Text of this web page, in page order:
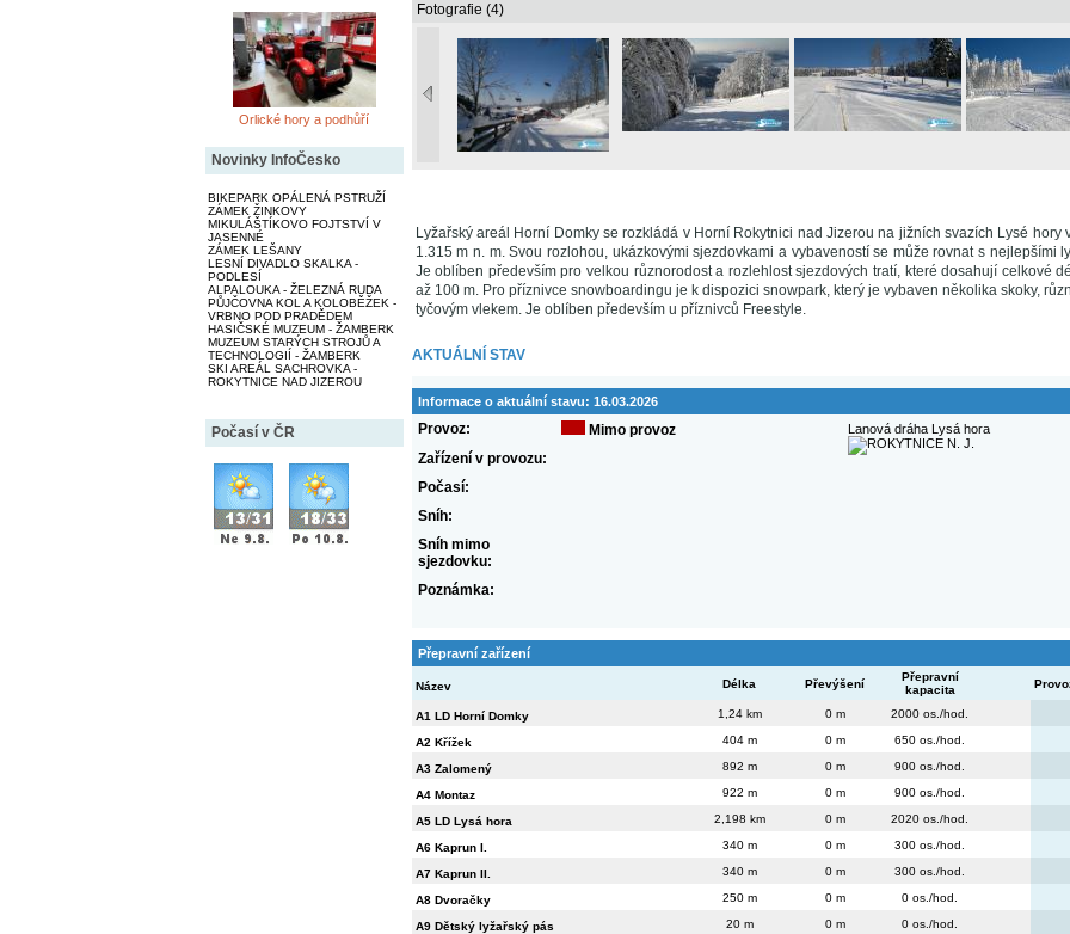
Orlické hory a podhůří
Novinky InfoČesko
BIKEPARK OPÁLENÁ PSTRUŽÍ
ZÁMEK ŽINKOVY
MIKULÁŠTÍKOVO FOJTSTVÍ V
JASENNÉ
ZÁMEK LEŠANY
LESNÍ DIVADLO SKALKA -
PODLESÍ
ALPALOUKA - ŽELEZNÁ RUDA
PŮJČOVNA KOL A KOLOBĚŽEK -
VRBNO POD PRADĚDEM
HASIČSKÉ MUZEUM - ŽAMBERK
MUZEUM STARÝCH STROJŮ A
TECHNOLOGIÍ - ŽAMBERK
SKI AREÁL SACHROVKA -
ROKYTNICE NAD JIZEROU
Počasí v ČR
Fotografie (4)
Lyžařský areál Horní Domky se rozkládá v Horní Rokytnici nad Jizerou na jižních svazích Lysé hory
1.315 m n. m. Svou rozlohou, ukázkovými sjezdovkami a vybaveností se může rovnat s nejlepšími
Je oblíben především pro velkou různorodost a rozlehlost sjezdových tratí, které dosahují celkové
až 100 m. Pro příznivce snowboardingu je k dispozici snowpark, který je vybaven několika skoky,
tyčovým vlekem. Je oblíben především u příznivců Freestyle.
AKTUÁLNÍ STAV
Informace o aktuální stavu: 16.03.2026
Provoz:
Mimo provoz
Zařízení v provozu:
Počasí:
Sníh:
Sníh mimo
sjezdovku:
Poznámka:
Lanová dráha Lysá hora
Přepravní zařízení
Název Délka Převýšení
Přepravní
kapacita
A1 LD Horní Domky 1,24 km 0 m 2000 os./hod.
A2 Křížek 404 m 0 m 650 os./hod.
A3 Zalomený 892 m 0 m 900 os./hod.
A4 Montaz 922 m 0 m 900 os./hod.
A5 LD Lysá hora 2,198 km 0 m 2020 os./hod.
A6 Kaprun I. 340 m 0 m 300 os./hod.
A7 Kaprun II. 340 m 0 m 300 os./hod.
A8 Dvoračky 250 m 0 m 0 os./hod.
A9 Dětský lyžařský pás 20 m 0 m 0 os./hod.